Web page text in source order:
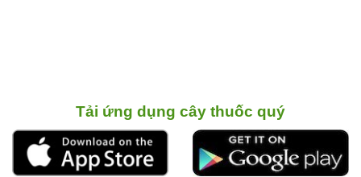
Tải ứng dụng cây thuốc quý